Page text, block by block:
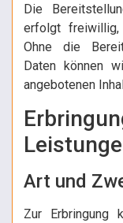
Die
erfolgt
Ohne die
Daten können
angebotenen
Art und
Zur Erbringung